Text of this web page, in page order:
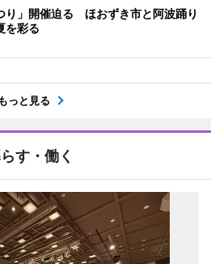
り」開催迫る ほおずき市と阿波踊り
を彩る
もっと見る
す・働く